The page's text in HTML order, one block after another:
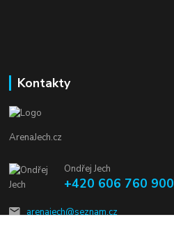
Kontakty
ArenaJech.cz
Ondřej Jech
+420 606 760 900
arenajech@seznam.cz